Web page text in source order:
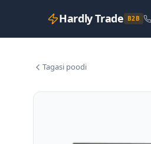
Hardly Trade B2B
Tagasi poodi